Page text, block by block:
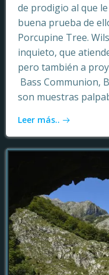
de prodigio al que
buena prueba de
Porcupine Tree.
inquieto, que
pero también a
Bass Communion,
son muestras
Leer más..